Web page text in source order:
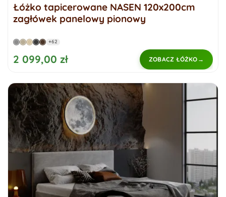
Łóżko tapicerowane NASEN 120x200cm
zagłówek panelowy pionowy
+62
2 099,00 zł ZOBACZ ŁÓŻKO